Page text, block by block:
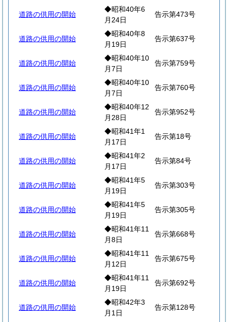
道路の供用の開始
◆昭和40年6
月24日
告示第473号
道路の供用の開始
◆昭和40年8
月19日
告示第637号
道路の供用の開始
◆昭和40年10
月7日
告示第759号
道路の供用の開始
◆昭和40年10
月7日
告示第760号
道路の供用の開始
◆昭和40年12
月28日
告示第952号
道路の供用の開始
◆昭和41年1
月17日
告示第18号
道路の供用の開始
◆昭和41年2
月17日
告示第84号
道路の供用の開始
◆昭和41年5
月19日
告示第303号
道路の供用の開始
◆昭和41年5
月19日
告示第305号
道路の供用の開始
◆昭和41年11
月8日
告示第668号
道路の供用の開始
◆昭和41年11
月12日
告示第675号
道路の供用の開始
◆昭和41年11
月19日
告示第692号
道路の供用の開始
◆昭和42年3
月1日
告示第128号